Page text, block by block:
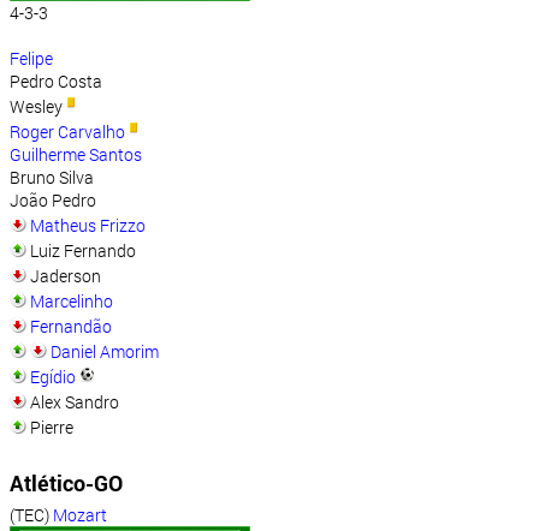
4-3-3
Felipe
Pedro Costa
Wesley
Roger Carvalho
Guilherme Santos
Bruno Silva
João Pedro
Matheus Frizzo
Luiz Fernando
Jaderson
Marcelinho
Fernandão
Daniel Amorim
Egídio
Alex Sandro
Pierre
Atlético-GO
(TEC) Mozart